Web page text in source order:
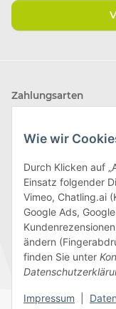
Wie wir
Durch Klicken auf
Einsatz folgender
Vimeo, Chatling.ai
Google Ads,
ändern
finden Sie unter
Impressum
Zahlungsarten
Wir versenden mit
Folge uns